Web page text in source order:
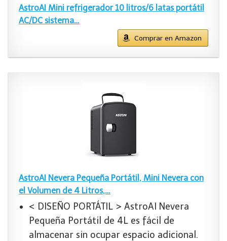
AstroAI Mini refrigerador 10 litros/6 latas portátil
AC/DC sistema…
Comprar en Amazon
AstroAI Nevera Pequeña Portátil, Mini Nevera con
el Volumen de 4 Litros,…
< DISEÑO PORTÁTIL > AstroAI Nevera
Pequeña Portátil de 4L es fácil de
almacenar sin ocupar espacio adicional.